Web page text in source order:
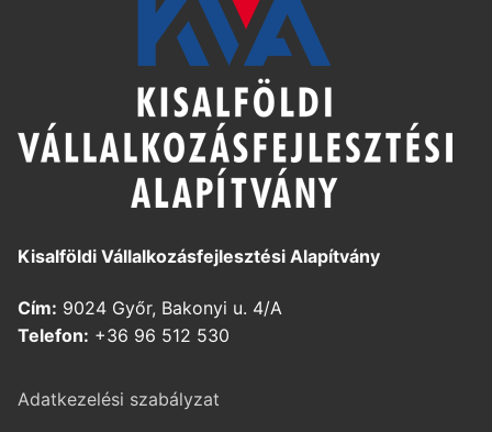
Kisalföldi Vállalkozásfejlesztési Alapítvány
Cím: 9024 Győr, Bakonyi u. 4/A
Telefon: +36 96 512 530
Adatkezelési szabályzat